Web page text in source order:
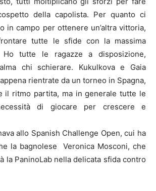
della capolista. Per quanto ci
in campo per ottenere un’altra vittoria,
tutte le sfide con la massima
Ho tutte le ragazze a disposizione,
chi schierare. Kukulkova e Gaia
rientrate da un torneo in Spagna,
il ritmo partita, ma in generale tutte le
di giocare per crescere e
allo Spanish Challenge Open, cui ha
la bagnolese Veronica Mosconi, che
la PaninoLab nella delicata sfida contro